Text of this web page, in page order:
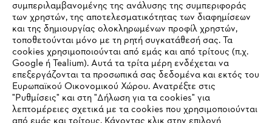
Εταιρεία
STIHL Συχνές ερωτήσεις
συμπεριλαμβανομένης της ανάλυσης της συμπεριφοράς
των χρηστών, της αποτελεσματικότητας των διαφημίσεων
και της δημιουργίας ολοκληρωμένων προφίλ χρηστών,
τοποθετούνται μόνο με τη ρητή συγκατάθεσή σας. Τα
cookies χρησιμοποιούνται από εμάς και από τρίτους (π.χ.
Google ή Tealium). Αυτά τα τρίτα μέρη ενδέχεται να
επεξεργάζονται τα προσωπικά σας δεδομένα και εκτός του
Ευρωπαϊκού Οικονομικού Χώρου. Ανατρέξτε στις
"Ρυθμίσεις" και στη "Δήλωση για τα cookies" για
λεπτομέρειες σχετικά με τα cookies που χρησιμοποιούνται